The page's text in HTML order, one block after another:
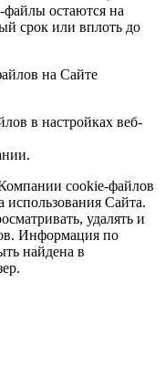
остаются на
срок или вплоть до
на Сайте
в настройках веб-
cookie-файлов
Сайта.
удалять и
Информация по
найдена в